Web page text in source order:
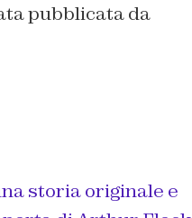
pubblicata da
storia originale e